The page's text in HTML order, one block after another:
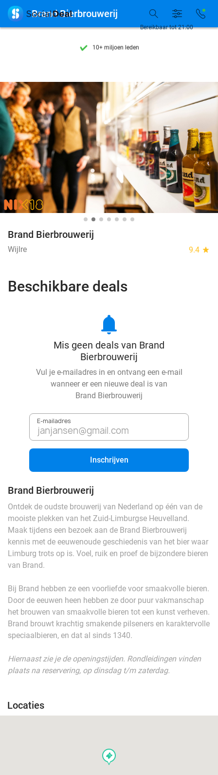
7 dagen per week beschikbaar
10+ miljoen leden
7 dagen per week beschikbaar
10+ miljoen leden
Bereikbaar tot 21:00
 Brand Bierbrouwerij
Brand Bierbrouwerij
Wijlre 9.4 star
Beschikbare deals
notifications
Mis geen deals van Brand
Bierbrouwerij
Vul je e-mailadres in en ontvang een e-mail
wanneer er een nieuwe deal is van
Brand Bierbrouwerij
E-mailadres
Inschrijven
Brand Bierbrouwerij
Ontdek de oudste brouwerij van Nederland op één van de
mooiste plekken van het Zuid-Limburgse Heuvelland.
Maak tijdens een bezoek aan de Brand Bierbrouwerij
kennis met de eeuwenoude geschiedenis van het bier waar
Limburg trots op is. Voel, ruik en proef de bijzondere bieren
van Brand.
Bij Brand hebben ze een voorliefde voor smaakvolle bieren.
Door de eeuwen heen hebben ze door puur vakmanschap
het brouwen van smaakvolle bieren tot een kunst verheven.
Brand brouwt krachtig smakende pilseners en karaktervolle
speciaalbieren, en dat al sinds 1340.
Hiernaast zie je de openingstijden. Rondleidingen vinden
plaats na reservering, op dinsdag t/m zaterdag.
Locaties
events